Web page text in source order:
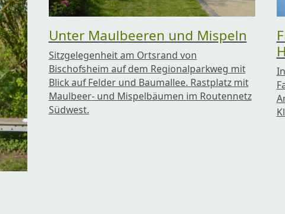
Unter Maulbeeren und Mispeln
Sitzgelegenheit am Ortsrand von
Bischofsheim auf dem Regionalparkweg mit
Blick auf Felder und Baumallee. Rastplatz mit
Maulbeer- und Mispelbäumen im Routennetz
Südwest.